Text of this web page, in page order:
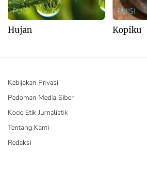
PUISI
Hujan
PUISI
Kopiku
Kebijakan Privasi
Pedoman Media Siber
Kode Etik Jurnalistik
Tentang Kami
Redaksi